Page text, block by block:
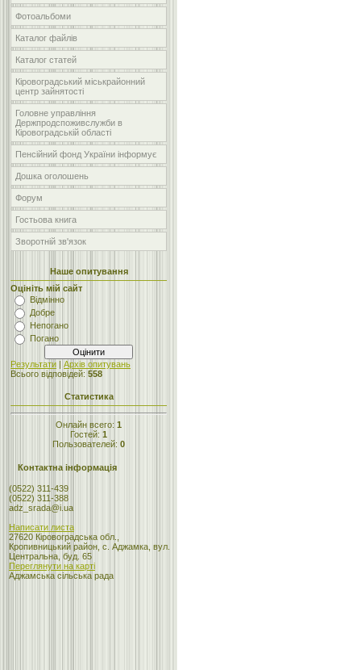
Фотоальбоми
Каталог файлів
Каталог статей
Кіровоградський міськрайонний
центр зайнятості
Головне управління
Держпродспоживслужби в
Кіровоградській області
Пенсійний фонд України інформує
Дошка оголошень
Форум
Гостьова книга
Зворотній зв'язок
Наше опитування
Оцініть мій сайт
Відмінно
Добре
Непогано
Погано
Результати | Архів опитувань
Всього відповідей: 558
Статистика
Онлайн всего: 1
Гостей: 1
Пользователей: 0
Контактна інформація
(0522) 311-439
(0522) 311-388
adz_srada@i.ua
Написати листа
27620 Кіровоградська обл.,
Кропивницький район, с. Аджамка, вул.
Центральна, буд. 65
Переглянути на карті
Аджамська сільська рада